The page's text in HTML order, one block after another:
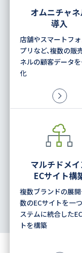
オムニチャ
導入
店舗やスマートフ
プリなど、複数の販
ネルの顧客データ
化
マルチドメイ
ECサイト構
複数ブランドの展開
数のECサイトを一
ステムに統合した
トを構築